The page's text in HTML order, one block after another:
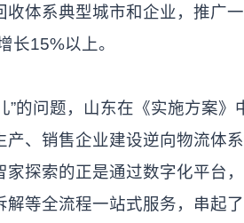
收体系典型城市和企业，推广
长15%以上。
问题，山东在《实施方案》
产、销售企业建设逆向物流体
探索的正是通过数字化平台
等全流程一站式服务，串起